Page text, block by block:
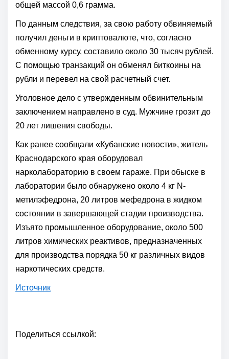
общей массой 0,6 грамма.
По данным следствия, за свою работу обвиняемый
получил деньги в криптовалюте, что, согласно
обменному курсу, составило около 30 тысяч рублей.
С помощью транзакций он обменял биткоины на
рубли и перевел на свой расчетный счет.
Уголовное дело с утвержденным обвинительным
заключением направлено в суд. Мужчине грозит до
20 лет лишения свободы.
Как ранее сообщали «Кубанские новости», житель
Краснодарского края оборудовал
нарколабораторию в своем гараже. При обыске в
лаборатории было обнаружено около 4 кг N-
метилэфедрона, 20 литров мефедрона в жидком
состоянии в завершающей стадии производства.
Изъято промышленное оборудование, около 500
литров химических реактивов, предназначенных
для производства порядка 50 кг различных видов
наркотических средств.
Источник
Поделиться ссылкой: